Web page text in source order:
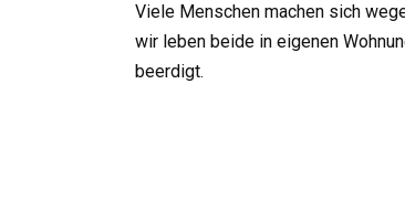
Viele Menschen machen sich
wir leben beide in eigenen
beerdigt.